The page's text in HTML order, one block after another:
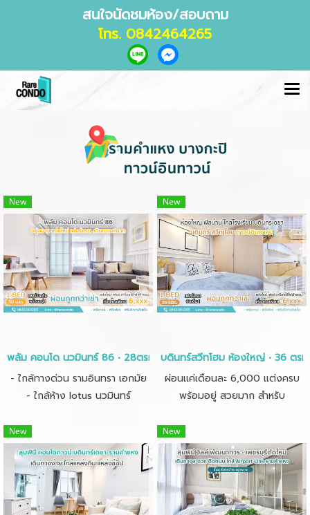
สนใจนัดชมห้อง/สอบถาม
โทร. 0842464265
New
พลัม คอนโด นวมินทร์ 86 • 28ตรม.• ชั้น2
- ใกล้ทางด่วน รามอินทรา เอกมัย
- ใกล้ห้าง lotus นวมินทร์
New
บดินทร์สวีทโฮม ห้องใหญ่ • 36 ตร
ผ่อนแค่เดือนละ 6,000 แต่งครบ
พร้อมอยู่ สวยมาก สำหรับ
โซนครัวและโซนนั่งเล่น /ผ่อนถูก
กว่าเช่า/ใกล้โรงเรียนบดินทร์เดชา
New New